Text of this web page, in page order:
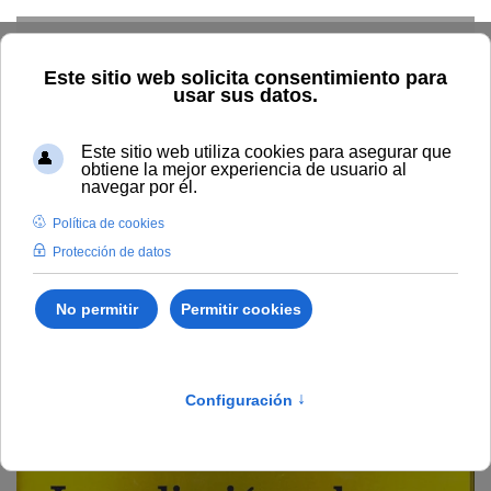
Inicio Estudiar Oferta académica
Publicaciones
Ciencia y Tecnología
La radiación solar: efectos en la salud y
La radiación solar: efectos
en la salud y el medio